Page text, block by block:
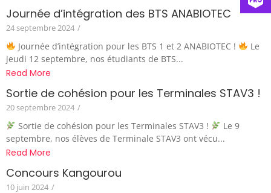
Journée d’intégration des BTS ANABIOTEC
24 septembre 2024 /
Journée d’intégration pour les BTS 1 et 2 ANABIOTEC !
Le
jeudi 12 septembre, nos étudiants de BTS...
Read More
Sortie de cohésion pour les Terminales STAV3 !
20 septembre 2024 /
Sortie de cohésion pour les Terminales STAV3 !
Le 9
septembre, nos élèves de Terminale STAV3 ont vécu...
Read More
Concours Kangourou
10 juin 2024 /